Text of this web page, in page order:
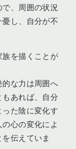
、周囲の状況
し、自分が不
を描くことが
な力は周囲へ
あれば、自分
た陰に変化す
心の変化によ
伝えていま